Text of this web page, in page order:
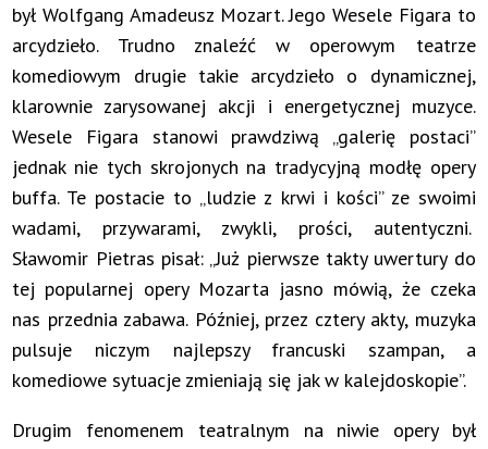
był Wolfgang Amadeusz Mozart. Jego Wesele Figara to
arcydzieło. Trudno znaleźć w operowym teatrze
komediowym drugie takie arcydzieło o dynamicznej,
klarownie zarysowanej akcji i energetycznej muzyce.
Wesele Figara stanowi prawdziwą „galerię postaci”
jednak nie tych skrojonych na tradycyjną modłę opery
buffa. Te postacie to „ludzie z krwi i kości” ze swoimi
wadami, przywarami, zwykli, prości, autentyczni.
Sławomir Pietras pisał: „Już pierwsze takty uwertury do
tej popularnej opery Mozarta jasno mówią, że czeka
nas przednia zabawa. Później, przez cztery akty, muzyka
pulsuje niczym najlepszy francuski szampan, a
komediowe sytuacje zmieniają się jak w kalejdoskopie”.
Drugim fenomenem teatralnym na niwie opery był